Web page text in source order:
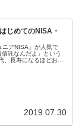
じめてのNISA・
ニアNISA」が人気で
託なんだよ」という
、長寿になるほどお金
2019.07.30